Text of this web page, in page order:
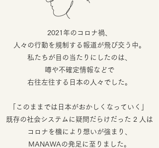
2021年のコロナ禍、
人々の行動を規制する報道が飛び交う中。
私たちが目の当たりにしたのは、
噂や不確定情報などで
右往左往する日本の人々でした。
「このままでは日本がおかしくなっていく」
既存の社会システムに疑問だらけだった 2 人は
コロナを機により想いが強まり、
MANAWAの発足に至りました。